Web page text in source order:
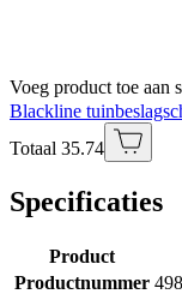
Voeg product toe aan
Blackline
Totaal 35.74
Specificaties
Product
Productnummer